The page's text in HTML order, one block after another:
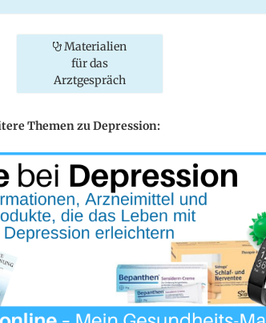
Materialien
für das
Arztgespräch
Themen zu Depression: